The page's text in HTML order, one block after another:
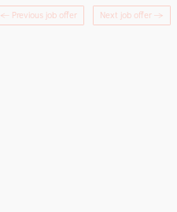
← Previous job offer Next job offer →